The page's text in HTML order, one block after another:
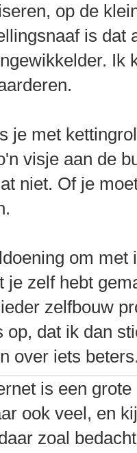
op de
is dat
Ik
je met
visje aan de
niet. Of je
om met
je zelf hebt
zelfbouw
op, dat ik dan
over iets
is een
ook veel, en
zoal